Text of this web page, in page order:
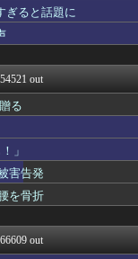
報！
nwk
・生活まとめ
タジアム＠なん...
速報うまろぐ
ァモザイク＠ネ...
チスロ.com
NEWS
ぎると話題に
out
る
」
害告発
を骨折
out